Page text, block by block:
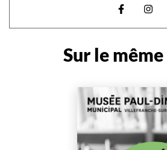
Visiter la
Sur le